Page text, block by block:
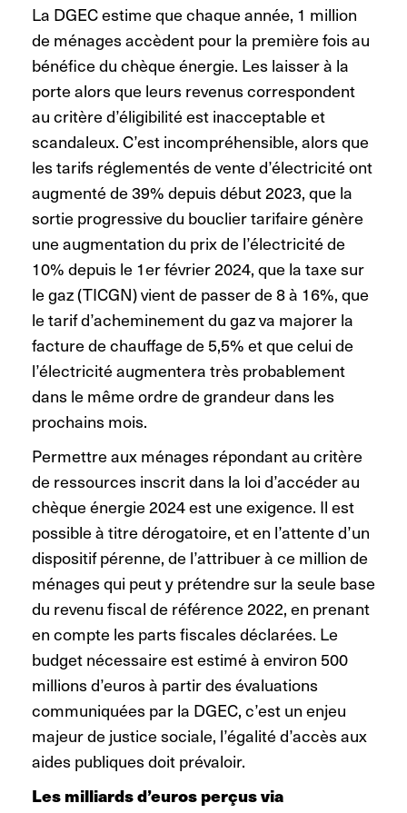
La DGEC estime que chaque année, 1 million
de ménages accèdent pour la première fois au
bénéfice du chèque énergie. Les laisser à la
porte alors que leurs revenus correspondent
au critère d’éligibilité est inacceptable et
scandaleux. C’est incompréhensible, alors que
les tarifs réglementés de vente d’électricité ont
augmenté de 39% depuis début 2023, que la
sortie progressive du bouclier tarifaire génère
une augmentation du prix de l’électricité de
10% depuis le 1er février 2024, que la taxe sur
le gaz (TICGN) vient de passer de 8 à 16%, que
le tarif d’acheminement du gaz va majorer la
facture de chauffage de 5,5% et que celui de
l’électricité augmentera très probablement
dans le même ordre de grandeur dans les
prochains mois.
Permettre aux ménages répondant au critère
de ressources inscrit dans la loi d’accéder au
chèque énergie 2024 est une exigence. Il est
possible à titre dérogatoire, et en l’attente d’un
dispositif pérenne, de l’attribuer à ce million de
ménages qui peut y prétendre sur la seule base
du revenu fiscal de référence 2022, en prenant
en compte les parts fiscales déclarées. Le
budget nécessaire est estimé à environ 500
millions d’euros à partir des évaluations
communiquées par la DGEC, c’est un enjeu
majeur de justice sociale, l’égalité d’accès aux
aides publiques doit prévaloir.
Les milliards d’euros perçus via